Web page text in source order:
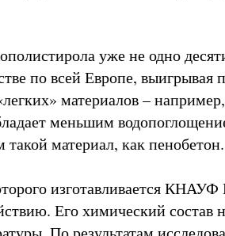
уже не одно
по всей Европе, выигрывая
материалов –
меньшим
материал, как пенобетон.
изготавливается КНАУФ
Его химический состав